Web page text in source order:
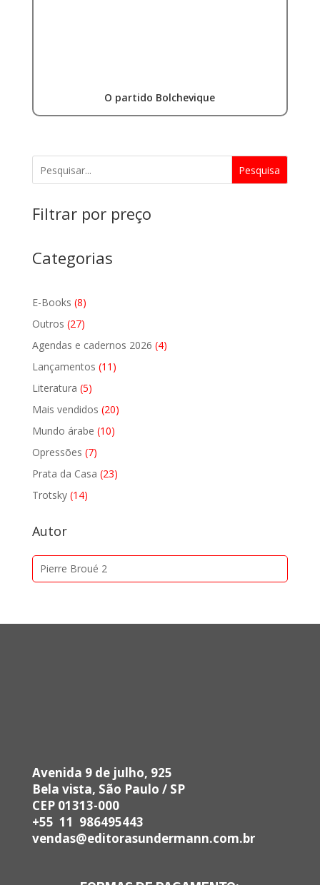
O partido Bolchevique
Pesquisa
Filtrar por preço
Categorias
E-Books 88
produtos
Outros 2727
produtos
Agendas e cadernos 2026 44
Lançamentos 11 11
Literatura 55
produtos
Mais vendidos 2020
Mundo árabe 1010
Opressões 77
produtos
Prata da Casa 2323
Trotsky 1414
Autor
Pierre Broué 2
Avenida 9 de julho, 925
Bela vista, São Paulo / SP
CEP 01313-000
+55 11 986495443
vendas@editorasundermann.com.br